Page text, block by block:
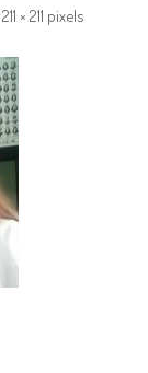
211 × 211 pixels